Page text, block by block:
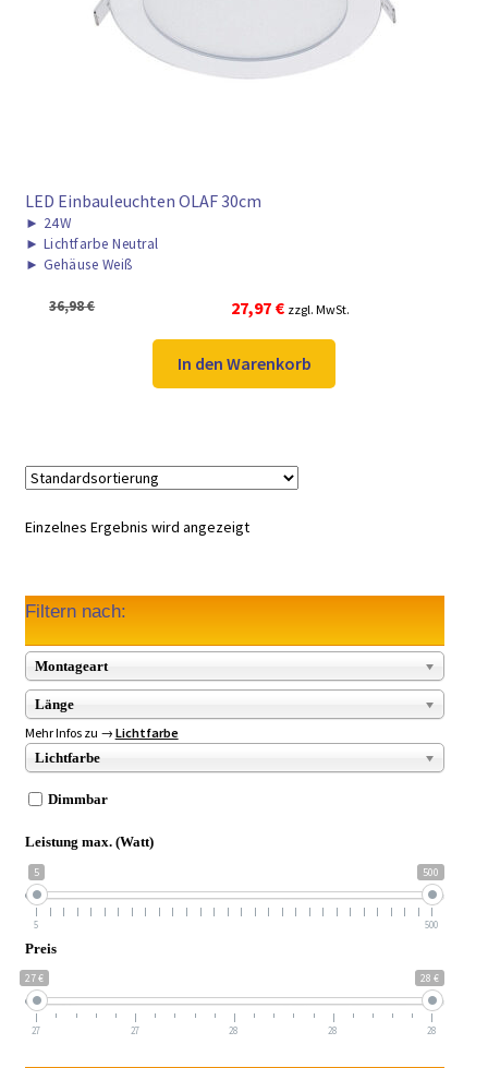
► ZAHLARTEN
► VERSANDARTEN
LED Einbauleuchten OLAF 30cm
► 24W
► Lichtfarbe Neutral
► Gehäuse Weiß
36,98€
Ursprünglicher
Preis
war:
36,98 €
27,97 €Aktueller
Preis
ist:
27,97 €.
zzgl. MwSt.
In den Warenkorb
Einzelnes Ergebnis wird angezeigt
Filtern nach:
Montageart
Länge
Mehr Infos zu → Lichtfarbe
Lichtfarbe
Dimmbar
Leistung max. (Watt)
5 500
5 500
Preis
27 € 28 €
27 27 28 28 28